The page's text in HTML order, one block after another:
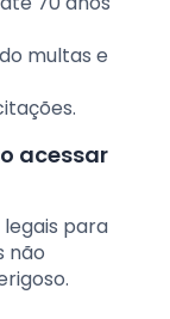
multas e
acessar
para
não